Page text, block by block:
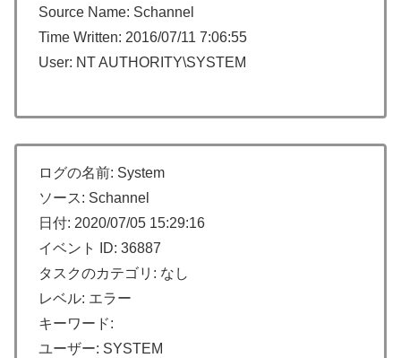
Source Name: Schannel
Time Written: 2016/07/11 7:06:55
User: NT AUTHORITY\SYSTEM
ログの名前: System
ソース: Schannel
日付: 2020/07/05 15:29:16
イベント ID: 36887
タスクのカテゴリ: なし
レベル: エラー
キーワード:
ユーザー: SYSTEM